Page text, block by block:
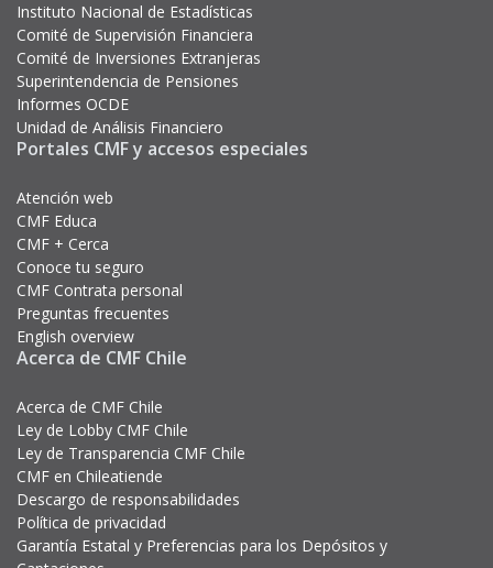
Instituto Nacional de Estadísticas
Comité de Supervisión Financiera
Comité de Inversiones Extranjeras
Superintendencia de Pensiones
Informes OCDE
Unidad de Análisis Financiero
Portales CMF y accesos especiales
Atención web
CMF Educa
CMF + Cerca
Conoce tu seguro
CMF Contrata personal
Preguntas frecuentes
English overview
Acerca de CMF Chile
Acerca de CMF Chile
Ley de Lobby CMF Chile
Ley de Transparencia CMF Chile
CMF en Chileatiende
Descargo de responsabilidades
Política de privacidad
Garantía Estatal y Preferencias para los Depósitos y